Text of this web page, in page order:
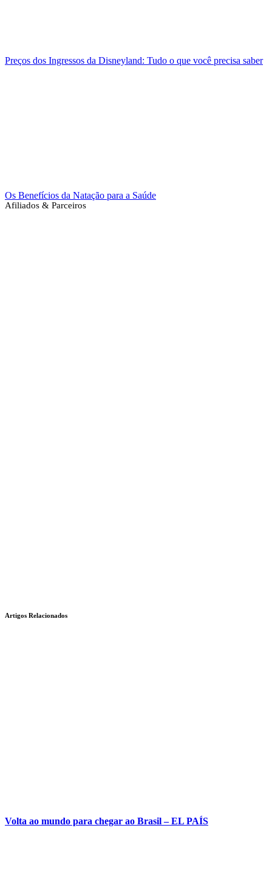
Preços dos Ingressos da Disneyland: Tudo o que você precisa saber
Os Benefícios da Natação para a Saúde
Afiliados & Parceiros
Artigos Relacionados
Volta ao mundo para chegar ao Brasil – EL PAÍS